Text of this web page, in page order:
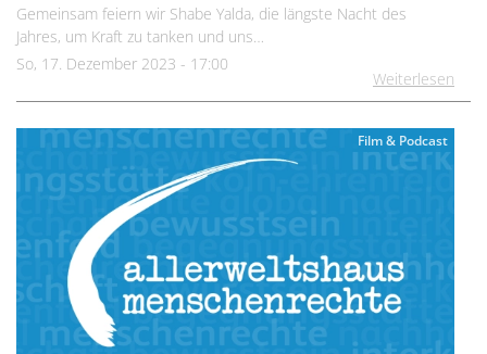
Gemeinsam feiern wir Shabe Yalda, die längste Nacht des
Jahres, um Kraft zu tanken und uns…
So, 17. Dezember 2023 - 17:00
Weiterlesen
Film & Podcast